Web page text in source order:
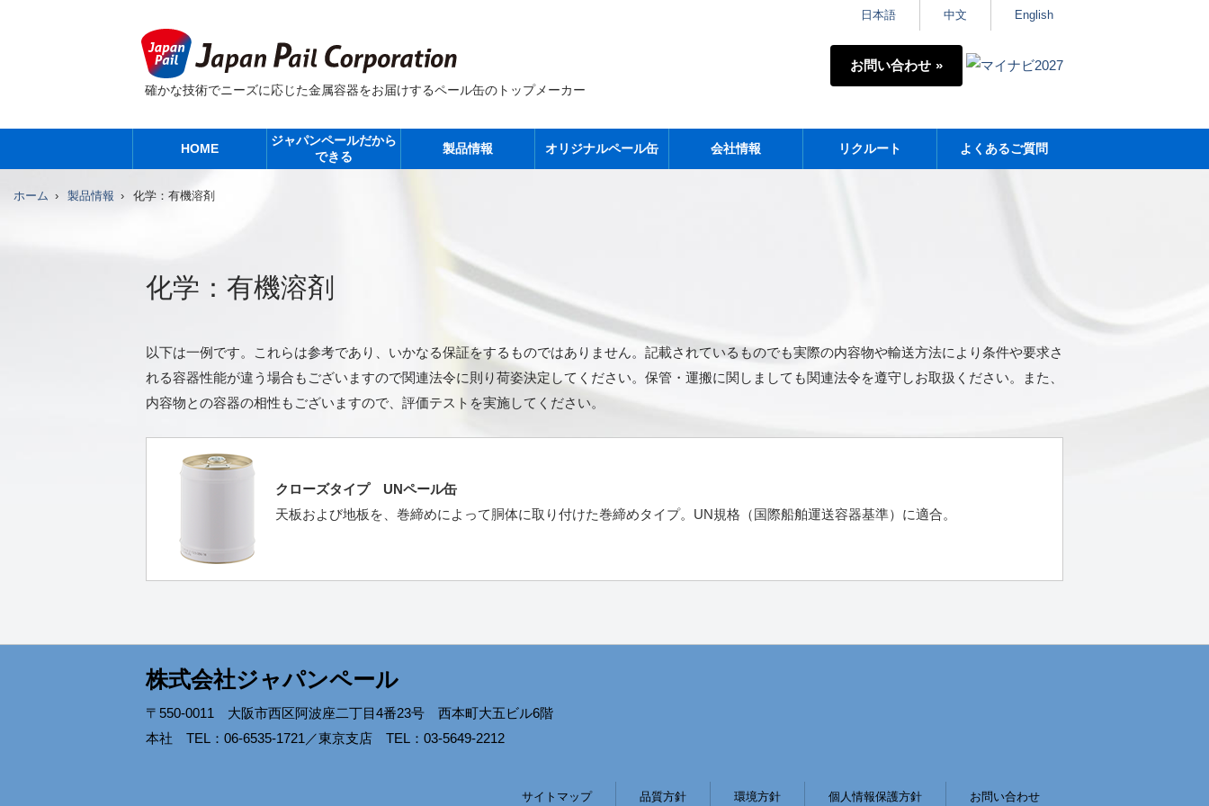
確かな技術でニーズに応じた金属容器をお届けするペール缶のトップメーカー
日本語 中文 English
お問い合わせ
HOME
ジャパンペールだから
できる
製品情報 オリジナルペール缶 会社情報 リクルート よくあるご質問
ホーム 製品情報 化学：有機溶剤
化学：有機溶剤
以下は一例です。これらは参考であり、いかなる保証をするものではありません。記載されているものでも実際の内容物や輸送方法により条件や要求さ
れる容器性能が違う場合もございますので関連法令に則り荷姿決定してください。保管・運搬に関しましても関連法令を遵守しお取扱ください。また、
内容物との容器の相性もございますので、評価テストを実施してください。
クローズタイプ UNペール缶
天板および地板を、巻締めによって胴体に取り付けた巻締めタイプ。UN規格（国際船舶運送容器基準）に適合。
株式会社ジャパンペール
〒550-0011 大阪市西区阿波座二丁目4番23号 西本町大五ビル6階
本社 TEL：06-6535-1721／東京支店 TEL：03-5649-2212
サイトマップ 品質方針 環境方針 個人情報保護方針 お問い合わせ